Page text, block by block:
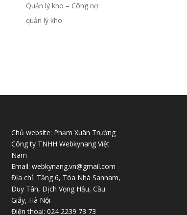
Quản lý kho – Công nợ
quản lý kho
Chủ website: Phạm Xuân Trường
Công ty TNHH Webkynang Việt
Nam
Email: webkynang.vn@gmail.com
Địa chỉ: Tầng 6, Tòa Nhà Sannam,
Duy Tân, Dịch Vọng Hậu, Cầu
Giấy, Hà Nội
Điện thoại: 024 2239 73 73